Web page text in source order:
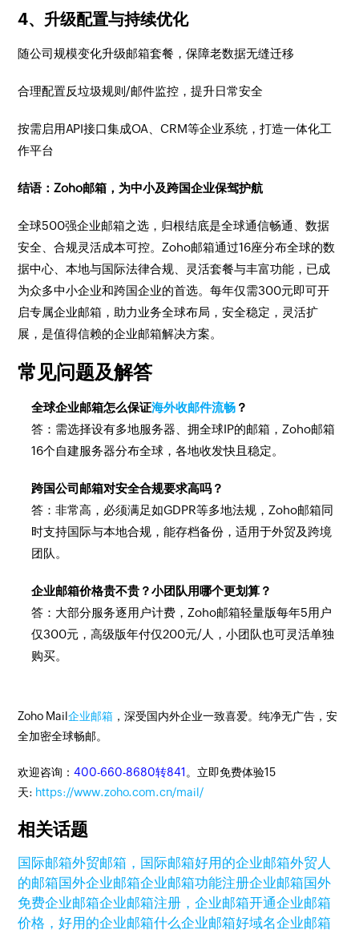
4、升级配置与持续优化
随公司规模变化升级邮箱套餐，保障老数据无缝迁移
合理配置反垃圾规则/邮件监控，提升日常安全
按需启用API接口集成OA、CRM等企业系统，打造一体化工
作平台
结语：Zoho邮箱，为中小及跨国企业保驾护航
全球500强企业邮箱之选，归根结底是全球通信畅通、数据
安全、合规灵活成本可控。Zoho邮箱通过16座分布全球的数
据中心、本地与国际法律合规、灵活套餐与丰富功能，已成
为众多中小企业和跨国企业的首选。每年仅需300元即可开
启专属企业邮箱，助力业务全球布局，安全稳定，灵活扩
展，是值得信赖的企业邮箱解决方案。
常见问题及解答
全球企业邮箱怎么保证海外收邮件流畅 ？
答：需选择设有多地服务器、拥全球IP的邮箱，Zoho邮箱
16个自建服务器分布全球，各地收发快且稳定。
跨国公司邮箱对安全合规要求高吗？
答：非常高，必须满足如GDPR等多地法规，Zoho邮箱同
时支持国际与本地合规，能存档备份，适用于外贸及跨境
团队。
企业邮箱价格贵不贵？小团队用哪个更划算？
答：大部分服务逐用户计费，Zoho邮箱轻量版每年5用户
仅300元，高级版年付仅200元/人，小团队也可灵活单独
购买。
Zoho Mail企业邮箱 ，深受国内外企业一致喜爱。纯净无广告，安
全加密全球畅邮。
欢迎咨询：400-660-8680转841 。立即免费体验15
天: https://www.zoho.com.cn/mail/
相关话题
国际邮箱外贸邮箱，国际邮箱好用的企业邮箱外贸人
的邮箱国外企业邮箱企业邮箱功能注册企业邮箱国外
免费企业邮箱企业邮箱注册，企业邮箱开通企业邮箱
价格，好用的企业邮箱什么企业邮箱好域名企业邮箱